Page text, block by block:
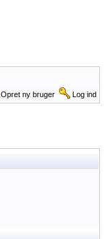
Opret ny bruger Log ind